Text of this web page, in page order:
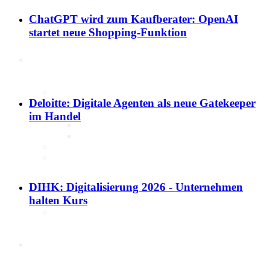
Marktdaten
Cyber-Sicherheit im Handel
Tipps und Infomaterial
Allianz für Cyber-Sicherheit
Unternehmenswebseite
Mobile
ChatGPT wird zum Kaufberater: OpenAI
startet neue Shopping-Funktion
Deloitte: Digitale Agenten als neue Gatekeeper
im Handel
DIHK: Digitalisierung 2026 - Unternehmen
halten Kurs